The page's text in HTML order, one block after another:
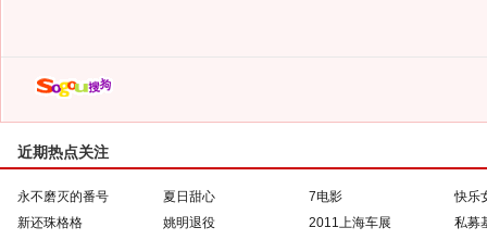
近期热点关注
永不磨灭的番号 夏日甜心 7电影
快乐
新还珠格格
姚明退役 2011上海车展
私募